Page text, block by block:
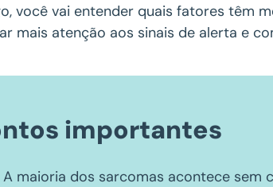
você vai entender quais fatores têm
mais atenção aos sinais de alerta e
importantes
A maioria dos sarcomas acontece sem